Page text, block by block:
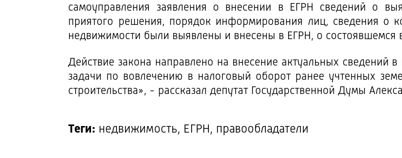
самоуправления заявления о внесении в ЕГРН сведений о
приятого решения, порядок информирования лиц, сведения о
недвижимости были выявлены и внесены в ЕГРН, о состоявшемся
Действие закона направлено на внесение актуальных сведений
задачи по вовлечению в налоговый оборот ранее учтенных
строительства», - рассказал депутат Государственной Думы
Теги: недвижимость, ЕГРН, правообладатели